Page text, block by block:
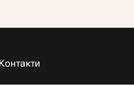
Контакти